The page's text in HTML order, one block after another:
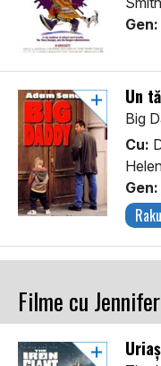
Gen:
Un
Big
Cu:
Gen:
Filme cu